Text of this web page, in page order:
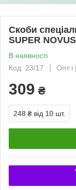
Скоби
SUPER NOVUS
В наявності
Код: 23/17
Опт і
309 ₴
248 ₴ від 10 шт.